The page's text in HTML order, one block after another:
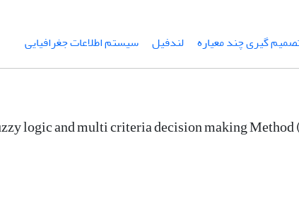
گیری چند معیاره لندفیل سیستم اطلاعات جغرافیایی
logic and multi criteria decision making Method